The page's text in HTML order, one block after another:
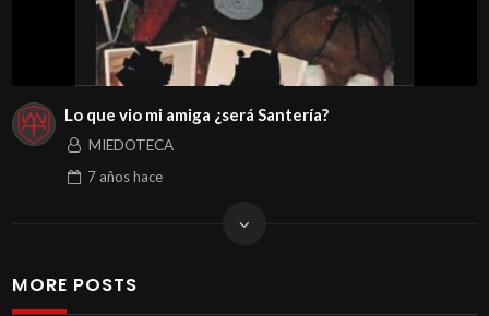
Lo que vio mi amiga ¿será Santería?
MIEDOTECA
7 añoshace
MORE POSTS